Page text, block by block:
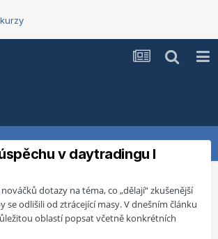
v daytradingu I
dotazy na téma, co „dělají“ zkušenější
se odlišili od ztrácející masy. V dnešním článku
oblastí popsat včetně konkrétních